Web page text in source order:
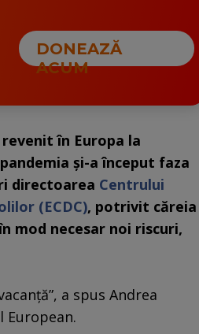
DONEAZĂ
ACUM
în Europa la
şi-a început faza
directoarea Centrului
(ECDC), potrivit căreia
mod necesar noi riscuri,
a spus Andrea
European.